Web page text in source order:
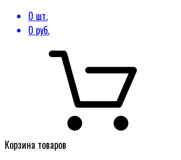
0 шт.
0 руб.
Корзина товаров